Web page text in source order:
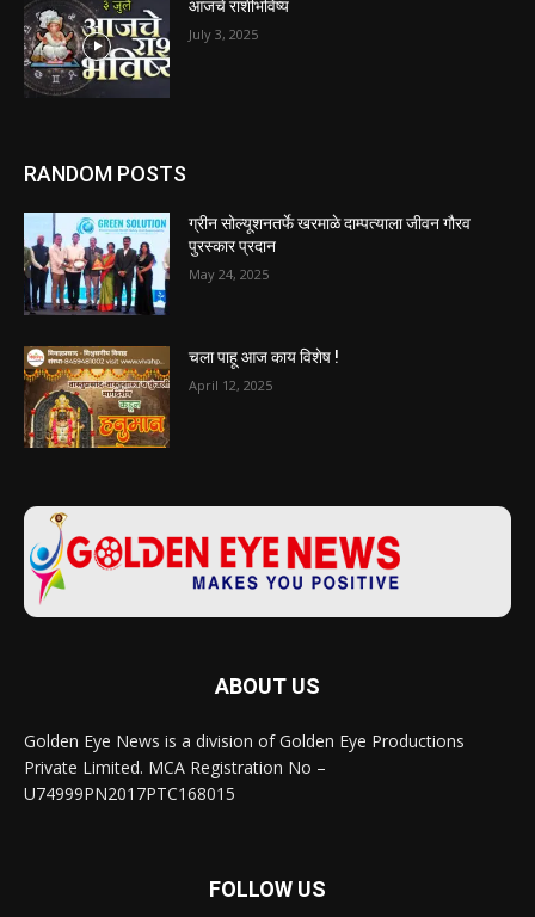
आजचे राशीभविष्य
July 3, 2025
RANDOM POSTS
ग्रीन सोल्यूशनतर्फे खरमाळे दाम्पत्याला जीवन गौरव
पुरस्कार प्रदान
May 24, 2025
चला पाहू आज काय विशेष !
April 12, 2025
ABOUT US
Golden Eye News is a division of Golden Eye Productions
Private Limited. MCA Registration No –
U74999PN2017PTC168015
FOLLOW US